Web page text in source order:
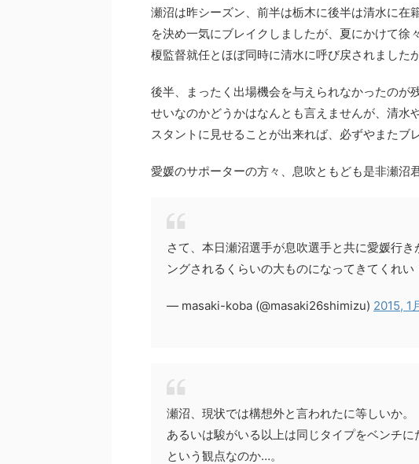
瀬沼は昨シーズン、前半は栃木に後半は清水に在
を決め一気にブレイクしましたが、夏にかけて
榎監督就任とほぼ同時に清水に呼び戻されました
後半、まったく出場機会を与えられなかったのが
せいなのかどうかはなんとも言えませんが、清水
スタントに見せることが出来れば、必ずやまたブ
愛媛のサポーターの方々、息吹ともども是非瀬沼
さて、本日瀬沼選手が息吹選手と共に愛媛行
ングされるくらいの大ものになってきてくれい
— masaki-koba (@masaki26shimizu) 2015, 1
瀬沼、現状では構想外と言われたに等しいか。
あるいは駿がいる以上は同じタイプをベンチ
という観点なのか…。